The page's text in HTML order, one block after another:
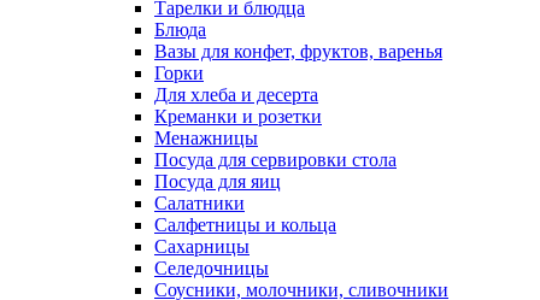
Тарелки и блюдца
Блюда
Вазы для конфет, фруктов, варенья
Горки
Для хлеба и десерта
Креманки и розетки
Менажницы
Посуда для сервировки стола
Посуда для яиц
Салатники
Салфетницы и кольца
Сахарницы
Селедочницы
Соусники, молочники, сливочники